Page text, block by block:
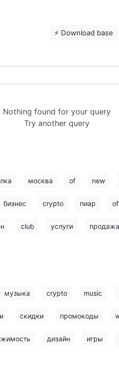
⚡️ Download base
Nothing found for your query
Try another query
москва of new
бизнес crypto пиар
club услуги продажа
музыка crypto music
скидки промокоды
дизайн игры